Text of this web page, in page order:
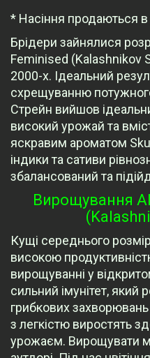
* Насіння продаються в
Брідери зайнялися
Feminised (Kalashnikov
2000-х. Ідеальний
схрещуванню
Стрейн вийшов
високий урожай та
яскравим ароматом
індики та сативи
збалансований та
Вирощування
Кущі середнього
високою
вирощуванні у
сильний імунітет, який
грибкових
з легкістю виростять
урожаєм. Вирощувати